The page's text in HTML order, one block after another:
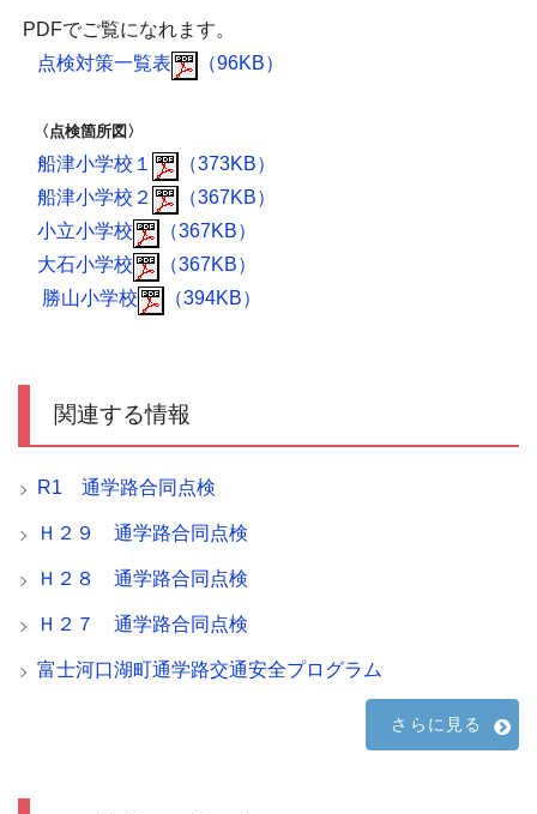
PDFでご覧になれます。
点検対策一覧表
（96KB）
〈点検箇所図〉
船津小学校１
（373KB）
船津小学校２
（367KB）
小立小学校
（367KB）
大石小学校
（367KB）
勝山小学校 （394KB）
関連する情報
R1 通学路合同点検
Ｈ２９ 通学路合同点検
Ｈ２８ 通学路合同点検
Ｈ２７ 通学路合同点検
富士河口湖町通学路交通安全プログラム
さらに見る